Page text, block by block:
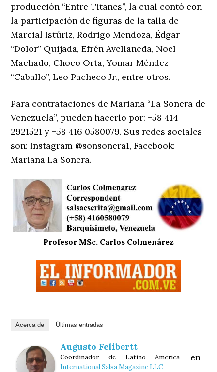
producción “Entre Titanes”, la cual contó con
la participación de figuras de la talla de
Marcial Istúriz, Rodrigo Mendoza, Édgar
“Dolor” Quijada, Efrén Avellaneda, Noel
Machado, Choco Orta, Yomar Méndez
“Caballo”, Leo Pacheco Jr., entre otros.
Para contrataciones de Mariana “La Sonera de
Venezuela”, pueden hacerlo por: +58 414
2921521 y +58 416 0580079. Sus redes sociales
son: Instagram @sonsonera1, Facebook:
Mariana La Sonera.
Profesor MSc. Carlos Colmenárez
Acerca de Últimas entradas
Augusto Felibertt
Coordinador de Latino America en
International Salsa Magazine LLC